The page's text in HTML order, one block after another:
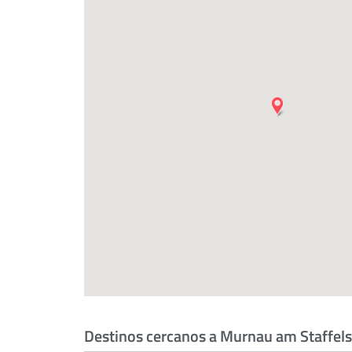
Destinos cercanos a Murnau am